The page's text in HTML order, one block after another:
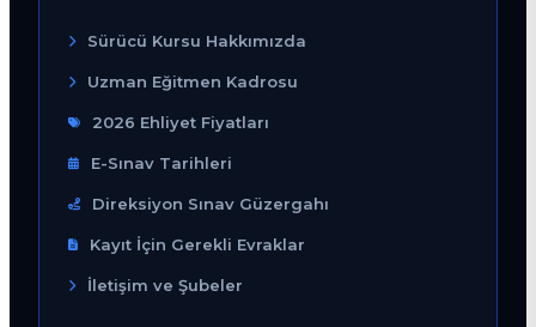
Sürücü Kursu Hakkımızda
Uzman Eğitmen Kadrosu
2026 Ehliyet Fiyatları
E-Sınav Tarihleri
Direksiyon Sınav Güzergahı
Kayıt İçin Gerekli Evraklar
İletişim ve Şubeler